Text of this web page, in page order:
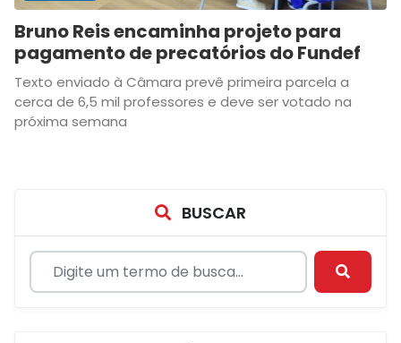
Bruno Reis encaminha projeto para
pagamento de precatórios do Fundef
Texto enviado à Câmara prevê primeira parcela a
cerca de 6,5 mil professores e deve ser votado na
próxima semana
BUSCAR